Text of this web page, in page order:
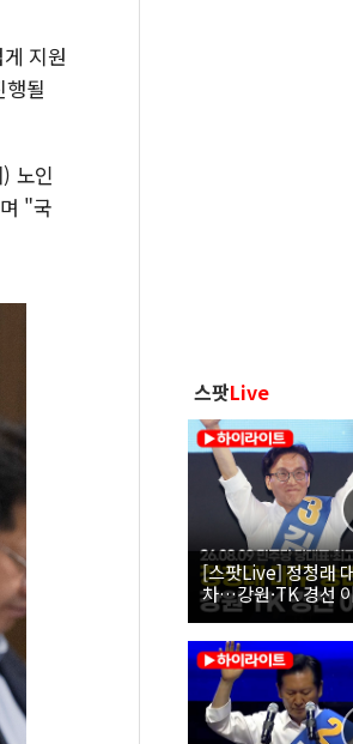
지원
될
노인
"국
스팟Live
[스팟Live] 정청래
차…강원·TK 경선
26.08.09 더불어민
보 대구·경북 합동